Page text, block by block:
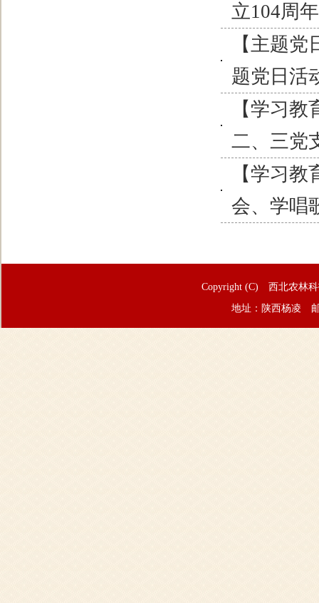
立104周
【主题
题党日活
【学习
二、三党
【学习
会、学唱
Copyright (C) 西北农林
地址：陕西杨凌